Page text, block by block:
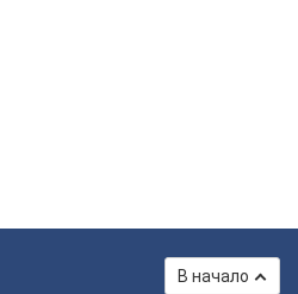
В начало